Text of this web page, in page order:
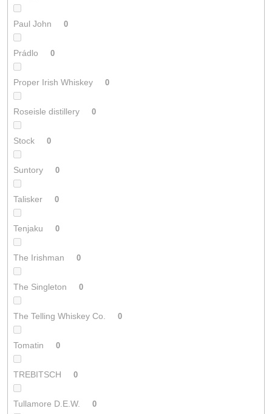
Paul John 0
Prádlo 0
Proper Irish Whiskey 0
Roseisle distillery 0
Stock 0
Suntory 0
Talisker 0
Tenjaku 0
The Irishman 0
The Singleton 0
The Telling Whiskey Co. 0
Tomatin 0
TREBITSCH 0
Tullamore D.E.W. 0